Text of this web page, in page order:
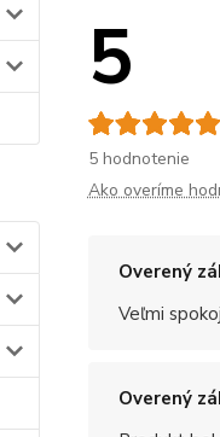
5
5 hodnotenie
Ako overíme
Overený
Veľmi
Overený